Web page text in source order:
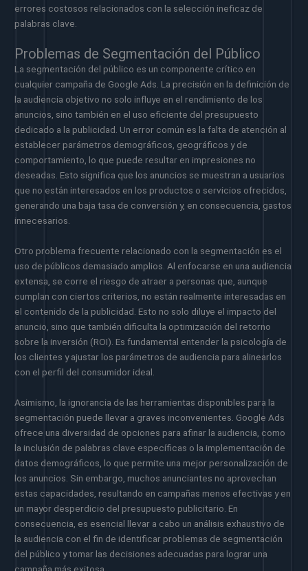
errores costosos relacionados con la selección ineficaz de
palabras clave.
Problemas de Segmentación del Público
La segmentación del público es un componente crítico en
cualquier campaña de Google Ads. La precisión en la definición de
la audiencia objetivo no solo influye en el rendimiento de los
anuncios, sino también en el uso eficiente del presupuesto
dedicado a la publicidad. Un error común es la falta de atención al
establecer parámetros demográficos, geográficos y de
comportamiento, lo que puede resultar en impresiones no
deseadas. Esto significa que los anuncios se muestran a usuarios
que no están interesados en los productos o servicios ofrecidos,
generando una baja tasa de conversión y, en consecuencia, gastos
innecesarios.
Otro problema frecuente relacionado con la segmentación es el
uso de públicos demasiado amplios. Al enfocarse en una audiencia
extensa, se corre el riesgo de atraer a personas que, aunque
cumplan con ciertos criterios, no están realmente interesadas en
el contenido de la publicidad. Esto no solo diluye el impacto del
anuncio, sino que también dificulta la optimización del retorno
sobre la inversión (ROI). Es fundamental entender la psicología de
los clientes y ajustar los parámetros de audiencia para alinearlos
con el perfil del consumidor ideal.
Asimismo, la ignorancia de las herramientas disponibles para la
segmentación puede llevar a graves inconvenientes. Google Ads
ofrece una diversidad de opciones para afinar la audiencia, como
la inclusión de palabras clave específicas o la implementación de
datos demográficos, lo que permite una mejor personalización de
los anuncios. Sin embargo, muchos anunciantes no aprovechan
estas capacidades, resultando en campañas menos efectivas y en
un mayor desperdicio del presupuesto publicitario. En
consecuencia, es esencial llevar a cabo un análisis exhaustivo de
la audiencia con el fin de identificar problemas de segmentación
del público y tomar las decisiones adecuadas para lograr una